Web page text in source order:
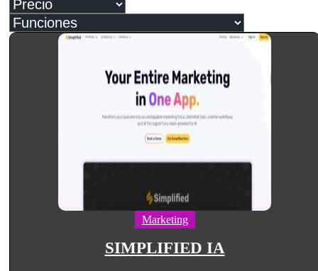
Marketing
SIMPLIFIED IA